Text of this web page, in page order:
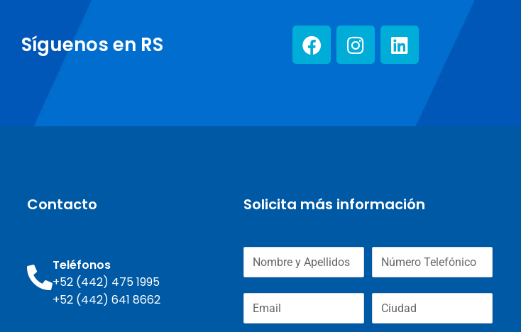
Síguenos en RS
Contacto
Teléfonos
+52 (442) 475 1995
+52 (442) 641 8662
Solicita más información